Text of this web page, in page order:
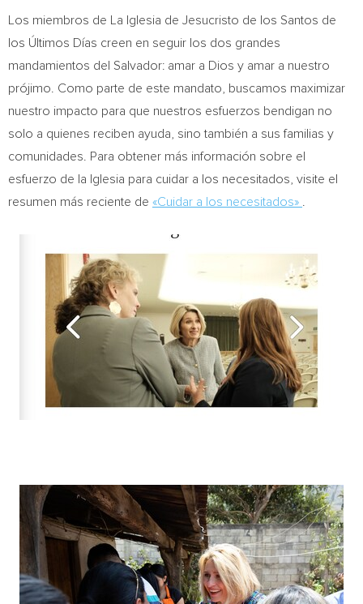
Los miembros de La Iglesia de Jesucristo de los Santos de
los Últimos Días creen en seguir los dos grandes
mandamientos del Salvador: amar a Dios y amar a nuestro
prójimo. Como parte de este mandato, buscamos maximizar
nuestro impacto para que nuestros esfuerzos bendigan no
solo a quienes reciben ayuda, sino también a sus familias y
comunidades. Para obtener más información sobre el
esfuerzo de la Iglesia para cuidar a los necesitados, visite el
resumen más reciente de «Cuidar a los necesitados»